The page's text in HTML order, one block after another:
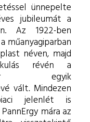
ünnepelte
jubileumát a
Az 1922-ben
műanyagiparban
néven, majd
révén a
egyik
vált. Mindezen
jelenlét is
mára az